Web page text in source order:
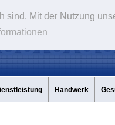
Mit der Nutzung
Handwerk